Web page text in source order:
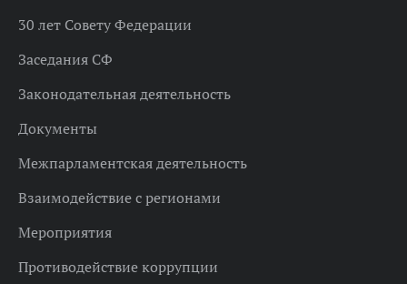
30 лет Совету Федерации
Заседания СФ
Законодательная деятельность
Документы
Межпарламентская деятельность
Взаимодействие с регионами
Мероприятия
Противодействие коррупции